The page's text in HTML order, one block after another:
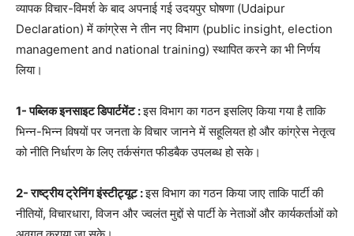
व्‍यापक विचार-विमर्श के बाद अपनाई गई उदयपुर घोषणा (Udaipur
Declaration) में कांग्रेस ने तीन नए विभाग (public insight, election
management and national training) स्थापित करने का भी निर्णय
लिया।
1- पब्लिक इनसाइट डिपार्टमेंट :इस विभाग का गठन इसलिए किया गया है ताकि
भिन्न-भिन्न विषयों पर जनता के विचार जानने में सहूलियत हो और कांग्रेस नेतृत्व
को नीति निर्धारण के लिए तर्कसंगत फीडबैक उपलब्‍ध हो सके।
2- राष्ट्रीय ट्रेनिंग इंस्टीट्यूट :इस विभाग का गठन किया जाए ताकि पार्टी की
नीतियों, विचारधारा, विजन और ज्वलंत मुद्दों से पार्टी के नेताओं और कार्यकर्ताओं को